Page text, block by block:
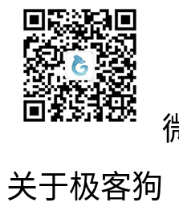
关于极客狗